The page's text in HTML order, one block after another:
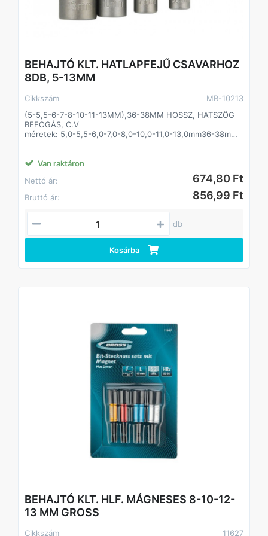
BEHAJTÓ KLT. HATLAPFEJŰ CSAVARHOZ
8DB, 5-13MM
Cikkszám
MB-10213
(5-5,5-6-7-8-10-11-13MM),36-38MM HOSSZ, HATSZÖG
BEFOGÁS, C.V
méretek: 5,0-5,5-6,0-7,0-8,0-10,0-11,0-13,0mm36-38mm
nem mágneses
Van raktáron
Nettó ár:
674,80 Ft
Bruttó ár: 856,99 Ft
db
Kosárba
BEHAJTÓ KLT. HLF. MÁGNESES 8-10-12-
13 MM GROSS
Cikkszám
11627